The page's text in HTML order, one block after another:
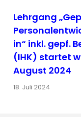
Lehrgang
in“ inkl. gepf.
(IHK) startet
August 2024
18. Juli 2024